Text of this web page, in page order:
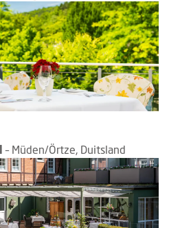
– Müden/Örtze, Duitsland